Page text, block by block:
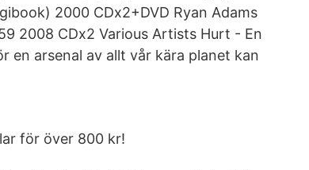
2000 CDx2+DVD Ryan Adams
2008 CDx2 Various Artists Hurt - En
en arsenal av allt vår kära planet kan
för över 800 kr!